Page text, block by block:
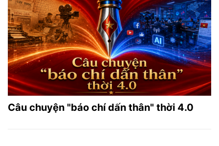
Câu chuyện "báo chí dấn thân" thời 4.0